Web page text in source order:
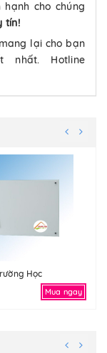
cho chúng
tín!
lại cho bạn
nhất. Hotline
Học
Mua ngay